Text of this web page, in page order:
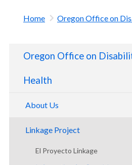
Home Oregon Office on
Oregon Office on
Health
About Us
Our Staff
Linkage Project
El Proyecto Linkage